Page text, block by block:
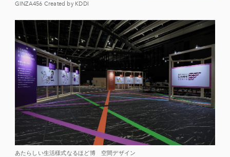
GINZA456 Created by KDDI
あたらしい生活様式なるほど博 空間デザイン